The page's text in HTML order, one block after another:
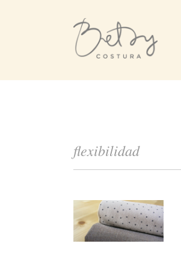
flexibilidad